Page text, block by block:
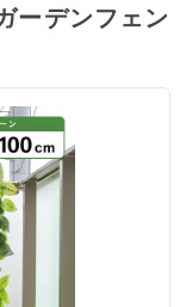
デンフェン